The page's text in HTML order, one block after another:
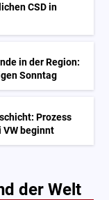
CSD in
in der Region:
Sonntag
Prozess
VW beginnt
der Welt